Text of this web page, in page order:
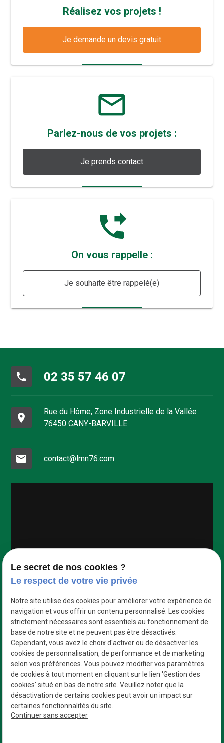
Réalisez vos projets !
Je demande un devis gratuit
mail_outline
Parlez-nous de vos projets :
Je prends contact
phone_forwarded
On vous rappelle :
Je souhaite être rappelé(e)
phone 02 35 57 46 07
place
Rue du Hôme, Zone Industrielle de la Vallée
76450 CANY-BARVILLE
mail contact@lmn76.com
Des professionnels
Le secret de nos cookies ?
Le respect de votre vie privée
Notre site utilise des cookies pour améliorer votre expérience de
navigation et vous offrir un contenu personnalisé. Les cookies
strictement nécessaires sont essentiels au fonctionnement de
base de notre site et ne peuvent pas être désactivés.
Cependant, vous avez le choix d'activer ou de désactiver les
cookies de personnalisation, de performance et de marketing
selon vos préférences. Vous pouvez modifier vos paramètres
de cookies à tout moment en cliquant sur le lien 'Gestion des
cookies' situé en bas de notre site. Veuillez noter que la
désactivation de certains cookies peut avoir un impact sur
certaines fonctionnalités du site.
Continuer sans accepter